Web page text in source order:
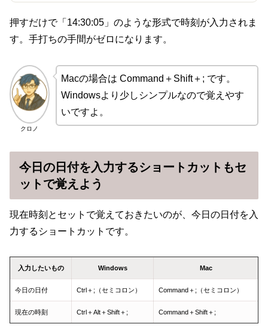
押すだけで「14:30:05」のような形式で時刻が入力されま
す。手打ちの手間がゼロになります。
クロノ
Macの場合は Command＋Shift＋; です。
Windowsより少しシンプルなので覚えやす
いですよ。
今日の日付を入力するショートカットもセ
ットで覚えよう
現在時刻とセットで覚えておきたいのが、今日の日付を入
力するショートカットです。
入力したいもの Windows Mac
今日の日付 Ctrl＋;（セミコロン） Command＋;（セミコロン）
現在の時刻 Ctrl＋Alt＋Shift＋; Command＋Shift＋;